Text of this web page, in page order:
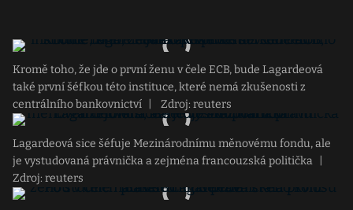
Kromě toho, že jde o první ženu v čele ECB, bude Lagardeová
také první šéfkou této instituce, které nemá zkušenosti z
centrálního bankovnictví
Zdroj: reuters
Lagardeová sice šéfuje Mezinárodnímu měnovému fondu, ale
je vystudovaná právnička a zejména francouzská politička
Zdroj: reuters